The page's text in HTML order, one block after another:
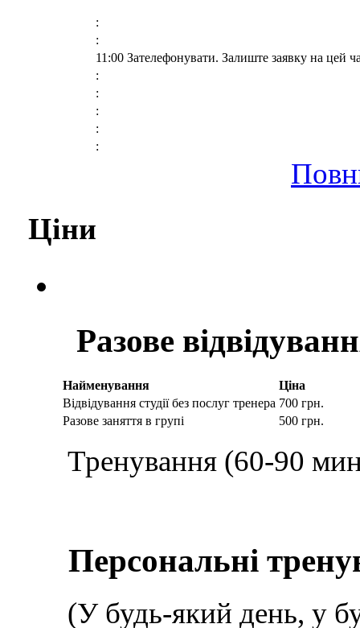
:
:
11:00 Зателефонувати. Залиште заявку на цей
:
:
:
:
:
Ціни
Разове
Найменування
Ціна
Відвідування студії без послуг тренера 700 грн.
Разове заняття в групі
500 грн.
Тренування (60-90
Персональні
(У будь-який день, у